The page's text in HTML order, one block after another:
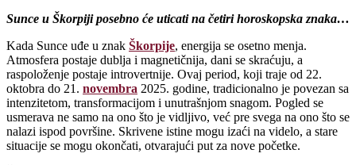
Sunce u Škorpiji posebno će uticati na četiri horoskopska znaka…
Kada Sunce uđe u znak Škorpije, energija se osetno menja.
Atmosfera postaje dublja i magnetičnija, dani se skraćuju, a
raspoloženje postaje introvertnije. Ovaj period, koji traje od 22.
oktobra do 21. novembra 2025. godine, tradicionalno je povezan sa
intenzitetom, transformacijom i unutrašnjom snagom. Pogled se
usmerava ne samo na ono što je vidljivo, već pre svega na ono što se
nalazi ispod površine. Skrivene istine mogu izaći na videlo, a stare
situacije se mogu okončati, otvarajući put za nove početke.